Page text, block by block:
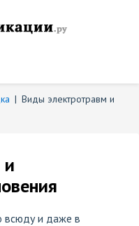
| Виды электротравм и
и
всюду и даже в